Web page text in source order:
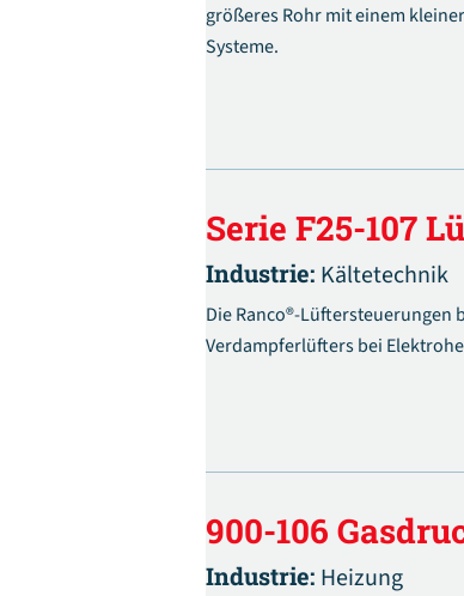
größeres Rohr mit einem
Systeme.
Serie F25-107
Industrie: Kältetechnik
Die Ranco®-Lüftersteuerungen
Verdampferlüfters bei
900-106
Industrie: Heizung